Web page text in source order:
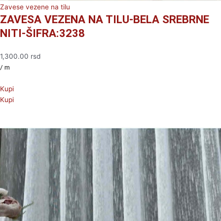
Zavese vezene na tilu
ZAVESA VEZENA NA TILU-BELA SREBRNE
NITI-ŠIFRA:3238
1,300.00 rsd
/ m
Kupi
Kupi